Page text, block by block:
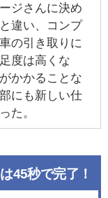
ジさんに決め
違い、コンプ
の引き取りに
度は高くな
かかることな
にも新しい仕
た。
45秒で完了！